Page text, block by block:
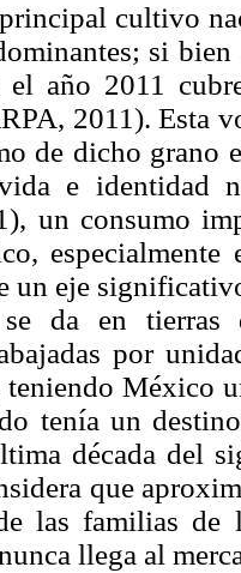
cultivo
si
el año 2011
2011). Esta
de dicho grano
e identidad
un consumo
un eje
da en tierras
por
México
tenía un
década del
que
las familias de
llega al